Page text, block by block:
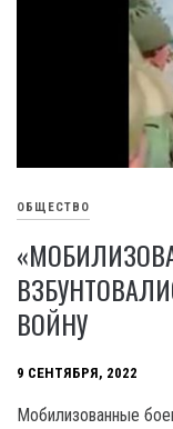
ОБЩЕСТВО
ВОЙНУ
9 СЕНТЯБРЯ, 2022
Мобилизованные